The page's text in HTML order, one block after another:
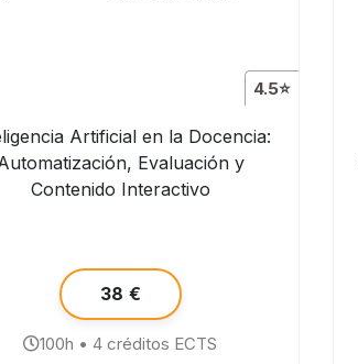
4.5⭐
Artificial en la Docencia:
Evaluación y
Contenido Interactivo
38 €
100h • 4 créditos ECTS